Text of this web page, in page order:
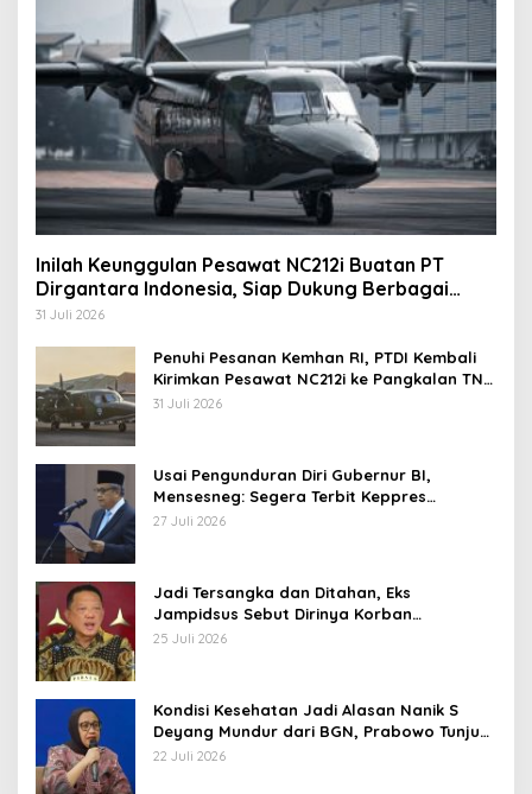
Inilah Keunggulan Pesawat NC212i Buatan PT
Dirgantara Indonesia, Siap Dukung Berbagai
Operasi TNI
31 Juli 2026
Penuhi Pesanan Kemhan RI, PTDI Kembali
Kirimkan Pesawat NC212i ke Pangkalan TNI
AU
31 Juli 2026
Usai Pengunduran Diri Gubernur BI,
Mensesneg: Segera Terbit Keppres
Pemberhentian dengan Hormat
27 Juli 2026
Jadi Tersangka dan Ditahan, Eks
Jampidsus Sebut Dirinya Korban
Kriminalisasi
25 Juli 2026
Kondisi Kesehatan Jadi Alasan Nanik S
Deyang Mundur dari BGN, Prabowo Tunjuk
Wamentan Sudaryono
22 Juli 2026